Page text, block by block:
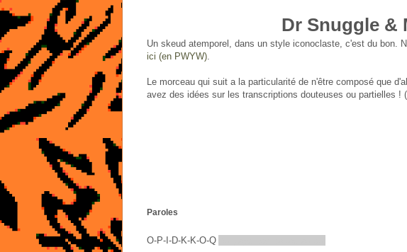
Dr Snuggle &
Un skeud atemporel, dans un style iconoclaste, c'est du bon.
ici (en PWYW).
Le morceau qui suit a la particularité de n'être composé que
avez des idées sur les transcriptions douteuses ou partielles !
Paroles
O-P-I-D-K-K-O-Q